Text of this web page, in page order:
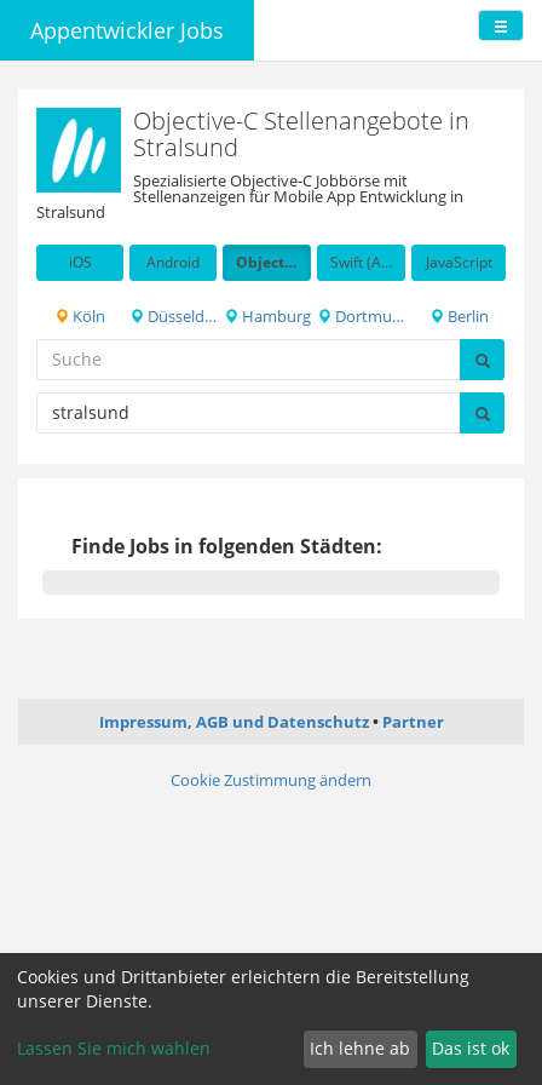
Appentwickler Jobs
Objective-C Stellenangebote in
Stralsund
Spezialisierte Objective-C Jobbörse mit
Stellenanzeigen für Mobile App Entwicklung in
Stralsund
iOS Android Objective-C Swift (Apple programming language) JavaScript
Köln Düsseldorf Hamburg Dortmund Berlin
Finde Jobs in folgenden Städten:
Impressum, AGB und Datenschutz Partner
Cookie Zustimmung ändern
Cookies und Drittanbieter erleichtern die Bereitstellung
unserer Dienste.
Lassen Sie mich wählen Ich lehne ab Das ist ok